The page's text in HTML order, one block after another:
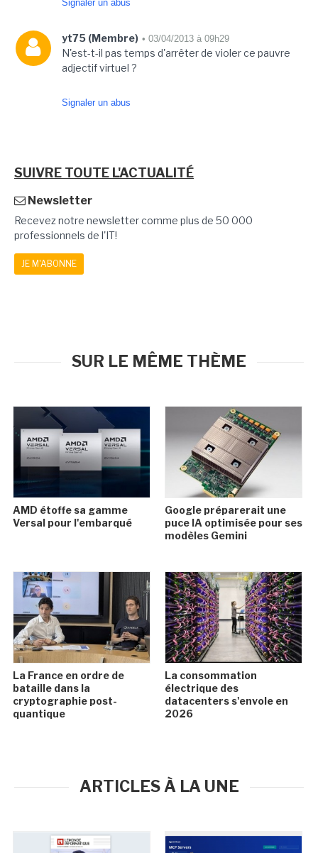
Signaler un abus
yt75 (Membre) • 03/04/2013 à 09h29
N'est-t-il pas temps d'arrêter de violer ce pauvre
adjectif virtuel ?
Signaler un abus
SUIVRE TOUTE L'ACTUALITÉ
Newsletter
Recevez notre newsletter comme plus de 50 000
professionnels de l'IT!
JE M'ABONNE
SUR LE MÊME THÈME
AMD étoffe sa gamme
Versal pour l'embarqué
Google préparerait une
puce IA optimisée pour ses
modèles Gemini
La France en ordre de
bataille dans la
cryptographie post-
quantique
La consommation
électrique des
datacenters s'envole en
2026
ARTICLES À LA UNE